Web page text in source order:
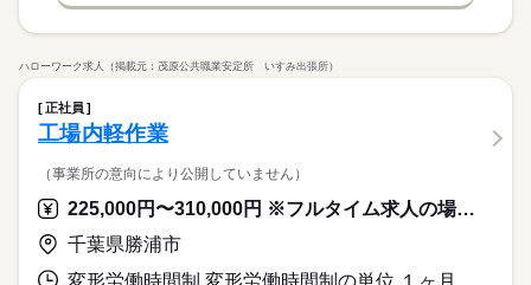
ハローワーク求人（掲載元：茂原公共職業安定所 いすみ出張所）
正社員
工場内軽作業
（事業所の意向により公開していません）
225,000円〜310,000円 ※フルタイム求人の場合は月額（換算額）、パート求人の場合は時間額を表示しています。
千葉県勝浦市
変形労働時間制 変形労働時間制の単位 １ヶ月単位 就業時間１ 8時00分〜17時00分